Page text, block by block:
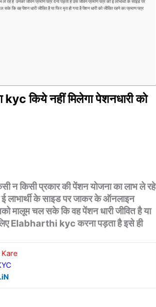
है उनको जीवन प्रमाण पत्र देना पड़ता है उस जीवन प्रमाण पत्र को ई लाभार्थी के साइड पर
कि वह पेंशन धारी जीवित है या फिर मृत हो गया है पेंशन धारी को जीवित रहने का प्रमाण पत्र
किये नहीं मिलेगा पेशनधारी को
न किसी प्रकार की पेंशन योजना का लाभ ले रहे
लाभार्थी के साइड पर जाकर के ऑनलाइन
मालूम चल सके कि वह पेंशन धारी जीवित है या
लिए Elabharthi kyc करना पड़ता है इसे ही